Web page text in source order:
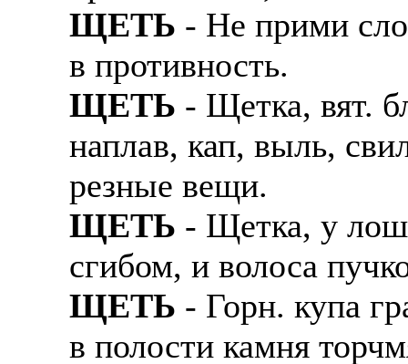
ЩЕТЬ - Не прими
в противность.
ЩЕТЬ - Щетка, вят.
наплав, кап, выль,
резные вещи.
ЩЕТЬ - Щетка, у
сгибом, и волоса
ЩЕТЬ - Горн. купа
в полости камня